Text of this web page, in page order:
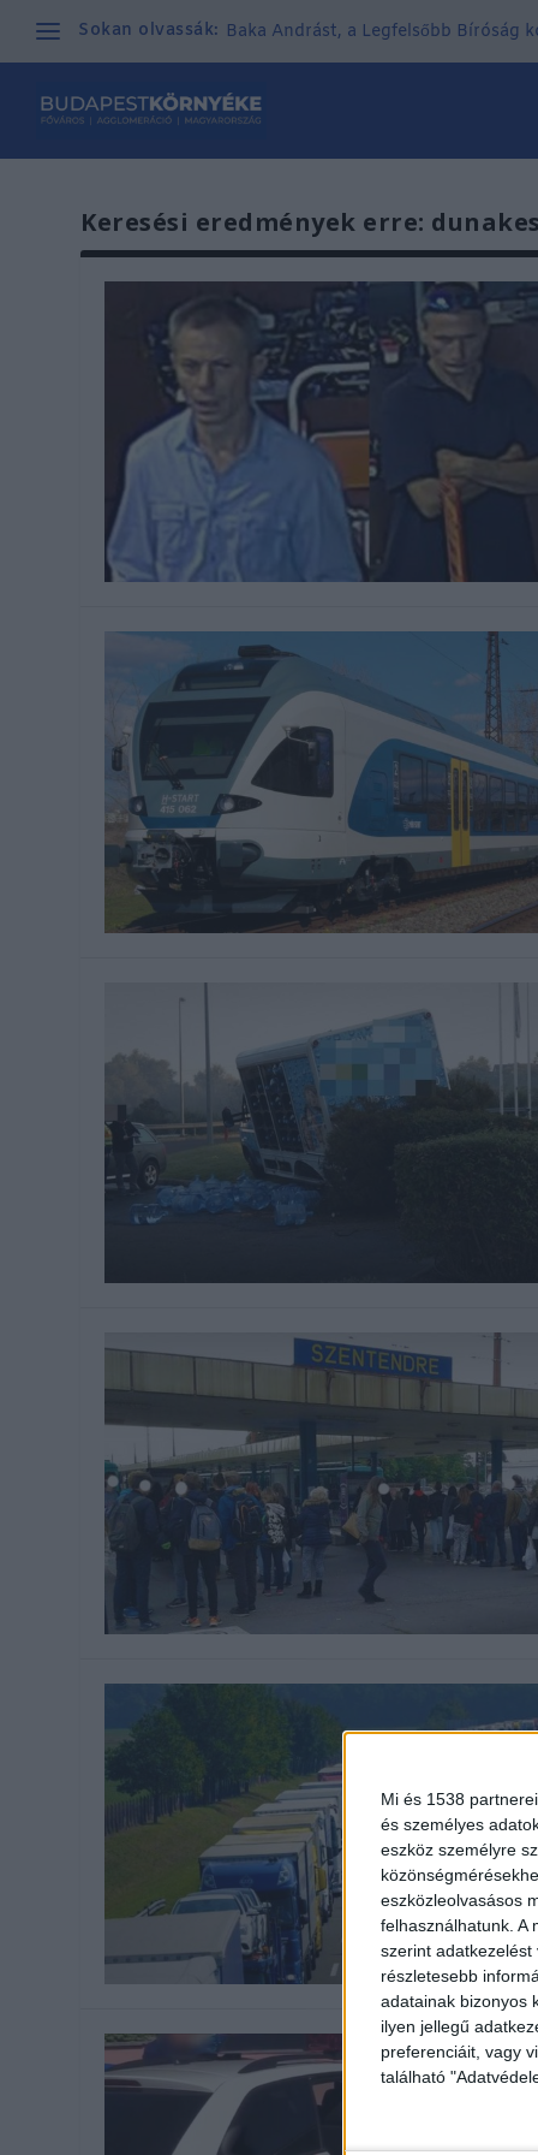
Mi és 1538
és személyes
eszköz személyre
eszközleolvasásos
felhasználhatunk. A
szerint
részletesebb
adatainak bizonyos
ilyen jellegű
preferenciáit, vagy
található
Sokan olvassák: Baka Andrást, a Legfelsőbb Bíróság
Keresési eredmények erre: